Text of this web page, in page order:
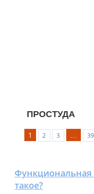
ПРОСТУДА
1 2 3 … 39
0
Функциональная
такое?